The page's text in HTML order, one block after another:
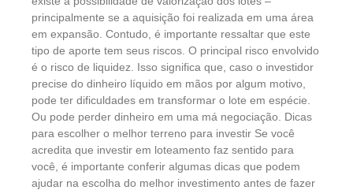
principalmente se a aquisição foi realizada em uma área
em expansão. Contudo, é importante ressaltar que este
tipo de aporte tem seus riscos. O principal risco envolvido
é o risco de liquidez. Isso significa que, caso o investidor
precise do dinheiro líquido em mãos por algum motivo,
pode ter dificuldades em transformar o lote em espécie.
Ou pode perder dinheiro em uma má negociação. Dicas
para escolher o melhor terreno para investir Se você
acredita que investir em loteamento faz sentido para
você, é importante conferir algumas dicas que podem
ajudar na escolha do melhor investimento antes de fazer